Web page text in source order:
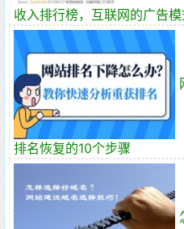
收入排行榜，互联网的广告
排名恢复的10个步骤